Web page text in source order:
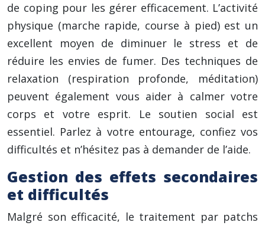
de coping pour les gérer efficacement. L’activité
physique (marche rapide, course à pied) est un
excellent moyen de diminuer le stress et de
réduire les envies de fumer. Des techniques de
relaxation (respiration profonde, méditation)
peuvent également vous aider à calmer votre
corps et votre esprit. Le soutien social est
essentiel. Parlez à votre entourage, confiez vos
difficultés et n’hésitez pas à demander de l’aide.
Gestion des effets secondaires
et difficultés
Malgré son efficacité, le traitement par patchs